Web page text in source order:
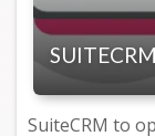
SuiteCRM to